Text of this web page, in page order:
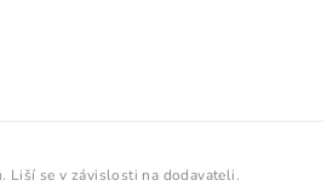
Liší se v závislosti na dodavateli.